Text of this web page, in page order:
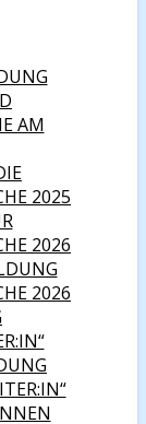
AM
2025
2026
2026